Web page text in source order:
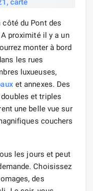
côté du Pont des
proximité il y a un
monter à bord
les rues
luxueuses,
et annexes. Des
et triples
une belle vue sur
couchers
les jours et peut
Choisissez
des